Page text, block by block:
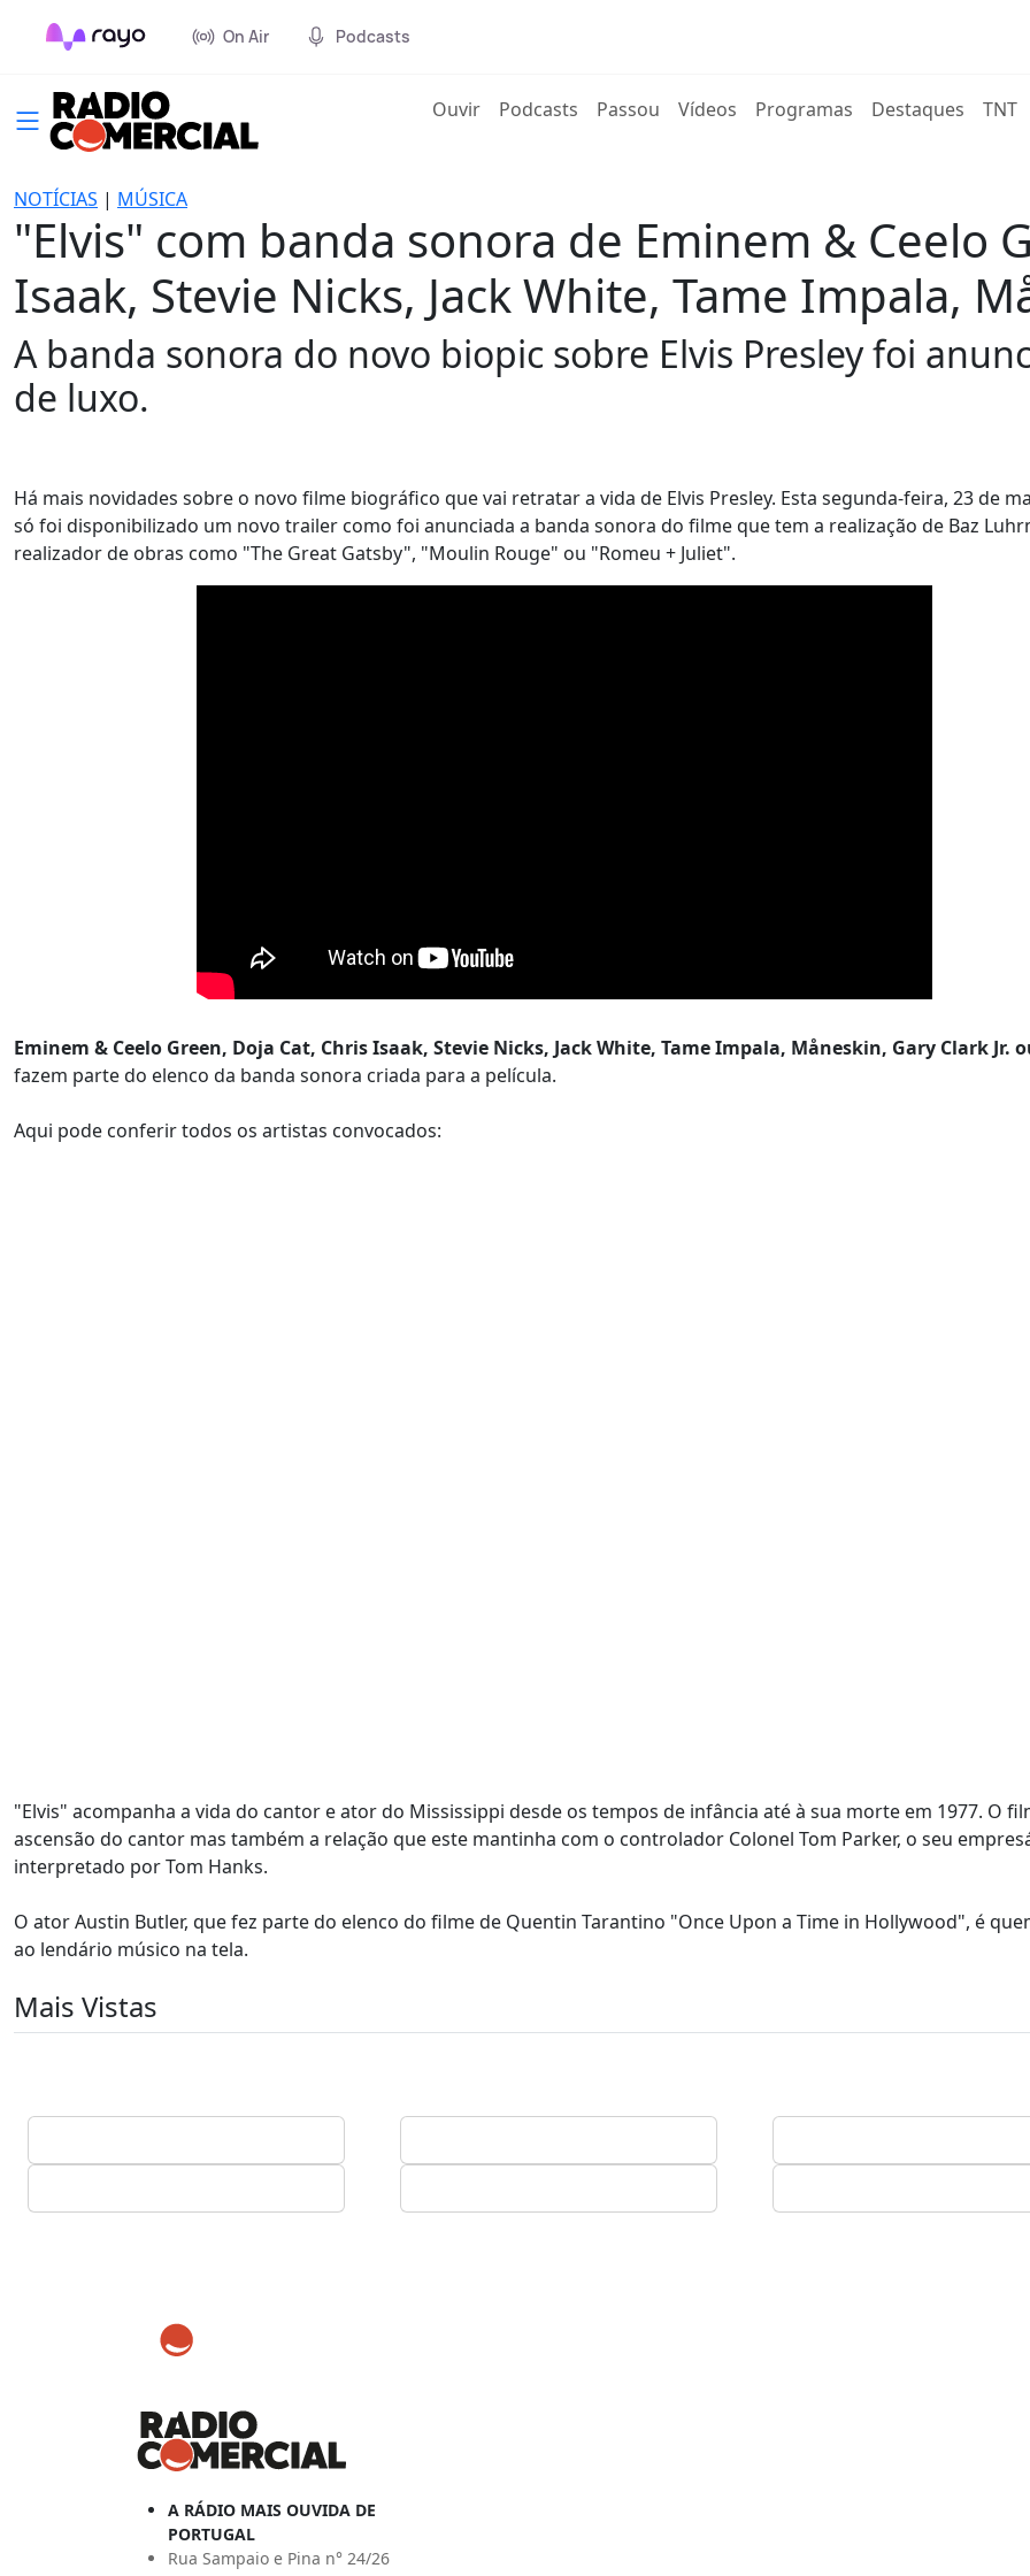
On Air Podcasts
Ouvir(current)
Podcasts Passou Vídeos Programas Destaques TNT
NOTÍCIAS | MÚSICA
"Elvis" com banda sonora de Eminem & Ceelo
Isaak, Stevie Nicks, Jack White, Tame Impala,
A banda sonora do novo biopic sobre Elvis Presley foi
de luxo.
Há mais novidades sobre o novo filme biográfico que vai retratar a vida de Elvis Presley. Esta segunda-feira, 23 de
só foi disponibilizado um novo trailer como foi anunciada a banda sonora do filme que tem a realização de Baz
realizador de obras como "The Great Gatsby", "Moulin Rouge" ou "Romeu + Juliet".
Eminem & Ceelo Green, Doja Cat, Chris Isaak, Stevie Nicks, Jack White, Tame Impala, Måneskin, Gary Clark Jr.
fazem parte do elenco da banda sonora criada para a película.
Aqui pode conferir todos os artistas convocados:
"Elvis" acompanha a vida do cantor e ator do Mississippi desde os tempos de infância até à sua morte em 1977. O
ascensão do cantor mas também a relação que este mantinha com o controlador Colonel Tom Parker, o seu
interpretado por Tom Hanks.
O ator Austin Butler, que fez parte do elenco do filme de Quentin Tarantino "Once Upon a Time in Hollywood", é
ao lendário músico na tela.
Mais Vistas
A RÁDIO MAIS OUVIDA DE
PORTUGAL
Rua Sampaio e Pina n° 24/26